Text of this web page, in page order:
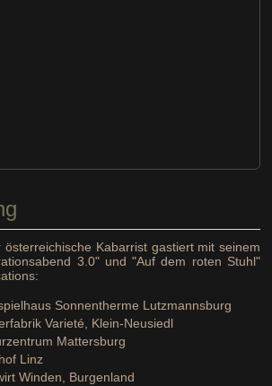
österreichische Kabarrist gastiert mit seinem
3.0" und "Auf dem roten Stuhl"
Sonnentherme Lutzmannsburg
Varieté, Klein-Neusiedl
Mattersburg
Linz
Winden, Burgenland